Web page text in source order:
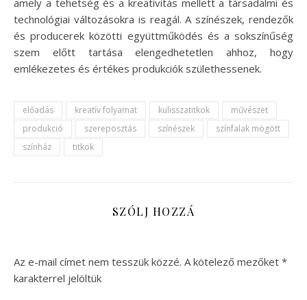
amely a tehetség és a kreativitás mellett a társadalmi és
technológiai változásokra is reagál. A színészek, rendezők
és producerek közötti együttműködés és a sokszínűség
szem előtt tartása elengedhetetlen ahhoz, hogy
emlékezetes és értékes produkciók születhessenek.
előadás kreatív folyamat kulisszatitkok
művészet
produkció
szereposztás színészek
színfalak mögött
színház
titkok
SZÓLJ HOZZÁ
Az e-mail címet nem tesszük közzé. A kötelező mezőket *
karakterrel jelöltük